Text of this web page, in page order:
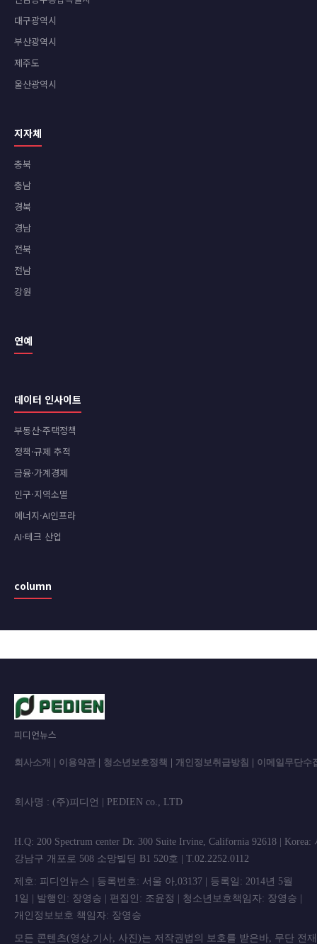
대구광역시
부산광역시
제주도
울산광역시
지자체
충북
충남
경북
경남
전북
전남
강원
연예
데이터 인사이트
부동산·주택정책
정책·규제 추적
금융·가계경제
인구·지역소멸
에너지·AI인프라
AI·테크 산업
column
피디언뉴스
회사소개 이용약관 청소년보호정책 개인정보취급방침 이메일무단수
회사명 : (주)피디언 | PEDIEN co.,
H.Q: 200 Spectrum center Dr. 300 Suite Irvine, California 92618 | Korea:
강남구 개포로 508 소망빌딩 B1 520호 | T.02.2252.0112
제호: 피디언뉴스 | 등록번호: 서울 아,03137 | 등록일: 2014년 5월
1일 | 발행인: 장영승 | 편집인: 조윤정 | 청소년보호책임자: 장영승 |
개인정보보호 책임자: 장영승
모든 콘텐츠(영상,기사, 사진)는 저작권법의 보호를 받은바, 무단 전